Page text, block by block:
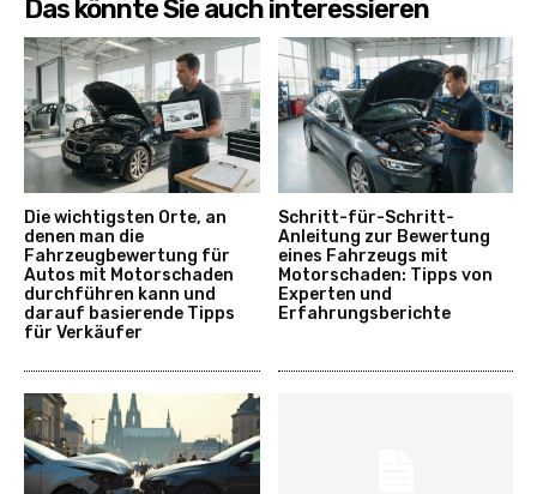
Das könnte Sie auch interessieren
Die wichtigsten Orte, an
denen man die
Fahrzeugbewertung für
Autos mit Motorschaden
durchführen kann und
darauf basierende Tipps
für Verkäufer
Schritt-für-Schritt-
Anleitung zur Bewertung
eines Fahrzeugs mit
Motorschaden: Tipps von
Experten und
Erfahrungsberichte